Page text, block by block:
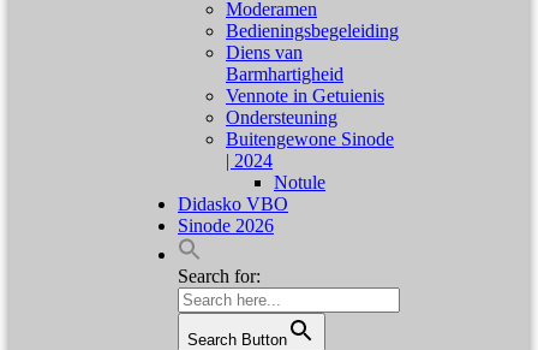
Moderamen
Bedieningsbegeleiding
Diens van
Barmhartigheid
Vennote in Getuienis
Ondersteuning
Buitengewone Sinode
| 2024
Notule
Didasko VBO
Sinode 2026
Search for:
Search Button